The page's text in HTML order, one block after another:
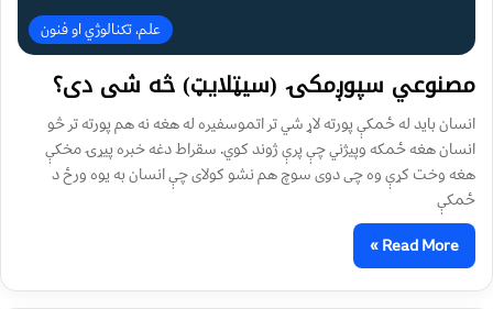
علم، تکنالوژي او فنون
مصنوعي سپوږمکۍ (سیټلایټ) څه شی دی؟
انسان باید له ځمکې پورته لاړ شي تر اتموسفیره له هغه نه هم پورته تر څو
انسان هغه ځمکه وپیژني چې پرې ژوند کوي. سقراط دغه خبره پیړۍ مخکې
هغه وخت کړې وه چی دوی سوچ هم نشو کولای چې انسان به یوه ورځ د
ځمکې
Read More »